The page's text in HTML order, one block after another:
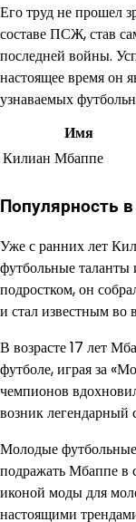
Его труд не прошел
составе ПСЖ, став
последней войны.
настоящее время он
узнаваемых
Имя
Килиан Мбаппе
Популярность
Уже с ранних лет
футбольные
подростком, он
и стал известным во
В возрасте 17 лет
футболе, играя за
чемпионов
возник легендарный
Молодые
подражать Мбаппе в
иконой моды для
настоящими